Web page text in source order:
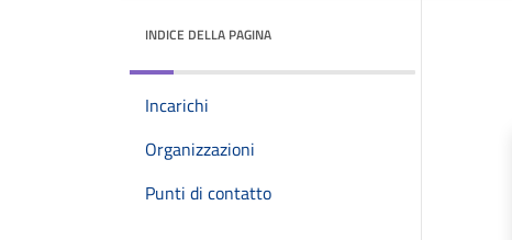
INDICE DELLA PAGINA
Incarichi
Organizzazioni
Punti di contatto